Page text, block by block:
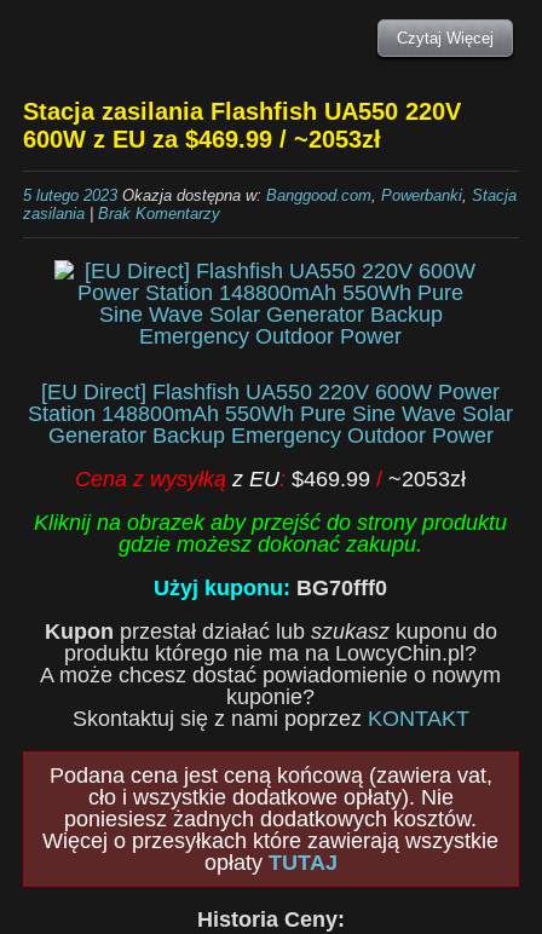
Czytaj Więcej
Stacja zasilania Flashfish UA550 220V
600W z EU za $469.99 / ~2053zł
5 lutego 2023Okazja dostępna w: Banggood.com, Powerbanki, Stacja
zasilania| Brak Komentarzy
[EU Direct] Flashfish UA550 220V 600W Power
Station 148800mAh 550Wh Pure Sine Wave Solar
Generator Backup Emergency Outdoor Power
Cena z wysyłkąz EU:$469.99/~2053zł
Kliknij na obrazek aby przejść do strony produktu
gdzie możesz dokonać zakupu.
Użyj kuponu: BG70fff0
Kupon przestał działać lub szukaszkuponu do
produktu którego nie ma na LowcyChin.pl?
A może chcesz dostać powiadomienie o nowym
kuponie?
Skontaktuj się z nami poprzez KONTAKT
Podana cena jest ceną końcową (zawiera vat,
cło i wszystkie dodatkowe opłaty). Nie
poniesiesz żadnych dodatkowych kosztów.
Więcej o przesyłkach które zawierają wszystkie
opłaty TUTAJ
Historia Ceny: